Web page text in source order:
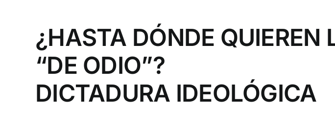
¿HASTA DÓNDE QUIEREN
“DE ODIO”?
DICTADURA IDEOLÓGICA